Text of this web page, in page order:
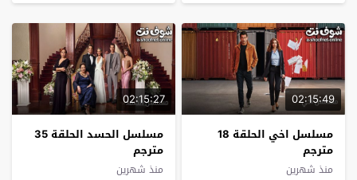
02:15:49
مسلسل اخي الحلقة 18
مترجم
منذ شهرين
02:15:27
مسلسل الحسد الحلقة 35
مترجم
منذ شهرين